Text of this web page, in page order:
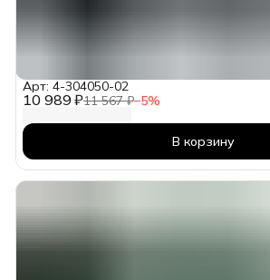
10 989 ₽11 567 ₽−5%
Арт: 4-304050-02
В корзину